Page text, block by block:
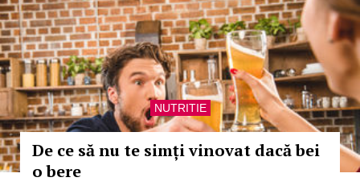
NUTRITIE
De ce să nu te simți vinovat dacă bei
o bere